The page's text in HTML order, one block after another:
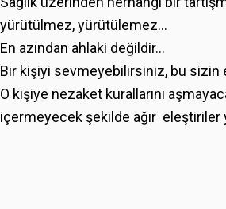
yürütülmez, yürütülemez...
En azından ahlaki değildir...
Bir kişiyi sevmeyebilirsiniz, bu sizin
O kişiye nezaket kurallarını
içermeyecek şekilde ağır eleştiriler